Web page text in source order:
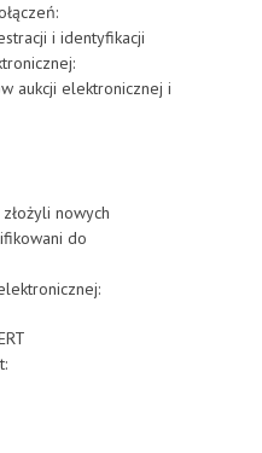
i identyfikacji
aukcji elektronicznej i
nowych
do